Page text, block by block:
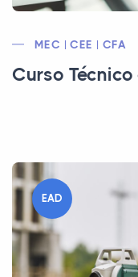
MEC | CEE | CFA
Curso
EAD